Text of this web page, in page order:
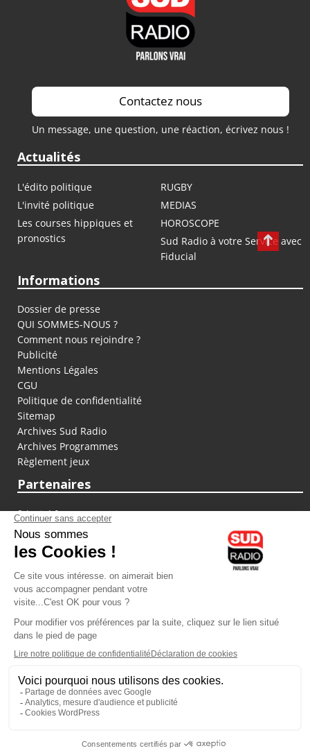
Contactez nous
Un message, une question, une réaction, écrivez nous !
Actualités
L'édito politique
RUGBY
L'invité politique
MEDIAS
Les courses hippiques et
pronostics
HOROSCOPE
Sud Radio à votre Service avec
Fiducial
Informations
Dossier de presse
QUI SOMMES-NOUS ?
Comment nous rejoindre ?
Publicité
Mentions Légales
CGU
Politique de confidentialité
Sitemap
Archives Sud Radio
Archives Programmes
Règlement jeux
Partenaires
fiducial.fr
lyoncapitale.fr
olympique-et-lyonnais.com
L'application Iphone / Android
Téléchargez l'application
Les cookies
Gestion des cookies
Crédit photos : ©Sud Radio / Pierre Olivier